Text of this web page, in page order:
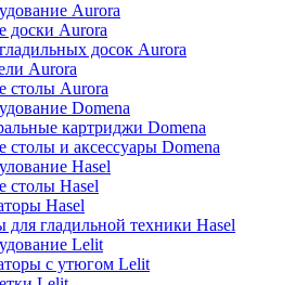
Aurora
доски Aurora
досок Aurora
Aurora
столы Aurora
Domena
картриджи Domena
столы и аксессуары Domena
Hasel
столы Hasel
Hasel
для гладильной техники Hasel
Lelit
с утюгом Lelit